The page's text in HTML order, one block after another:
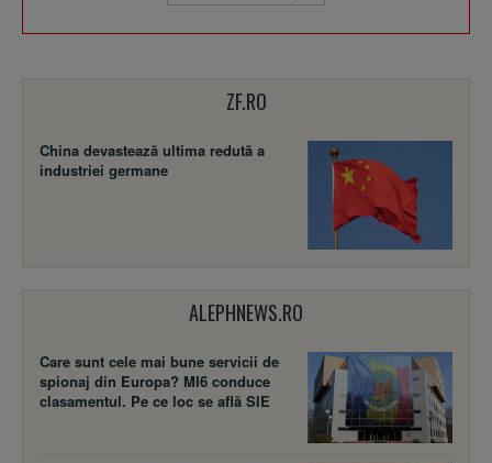
ZF.RO
China devastează ultima redută a
industriei germane
ALEPHNEWS.RO
Care sunt cele mai bune servicii de
spionaj din Europa? MI6 conduce
clasamentul. Pe ce loc se află SIE